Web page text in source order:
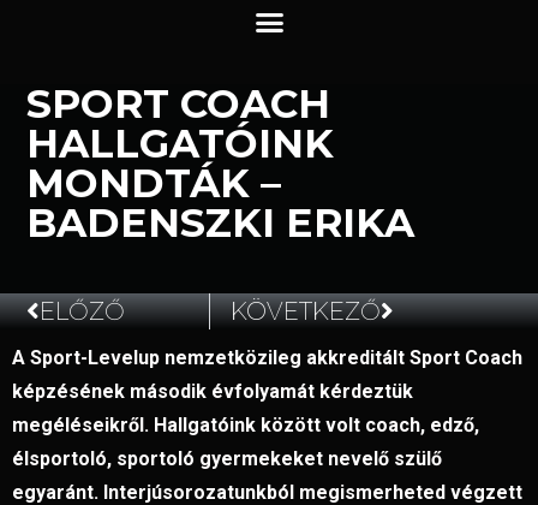
SPORT COACH
HALLGATÓINK
MONDTÁK –
BADENSZKI ERIKA
2022.07.11.
ELŐZŐ KÖVETKEZŐ
A Sport-Levelup nemzetközileg akkreditált Sport Coach
képzésének második évfolyamát kérdeztük
megéléseikről. Hallgatóink között volt coach, edző,
élsportoló, sportoló gyermekeket nevelő szülő
egyaránt. Interjúsorozatunkból megismerheted végzett